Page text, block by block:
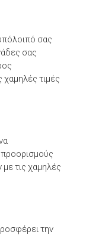
σας
σας
τιμές
προορισμούς
τις χαμηλές
την